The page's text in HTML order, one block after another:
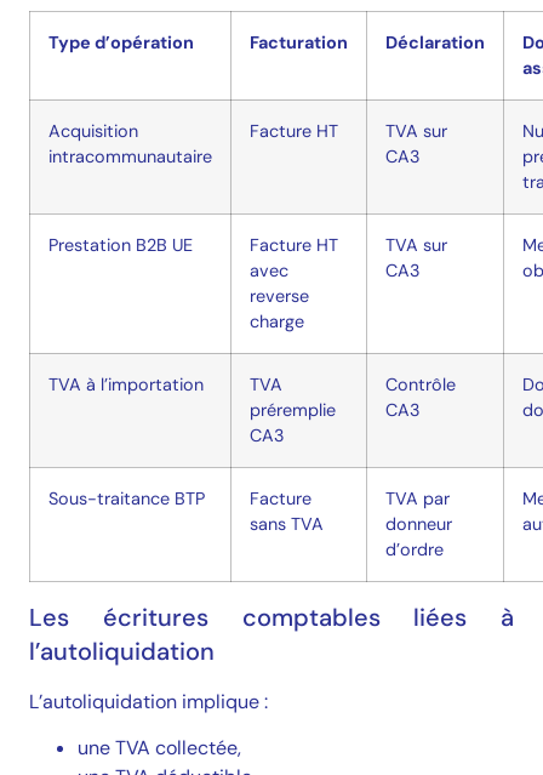
Type d’opération Facturation Déclaration
Acquisition
intracommunautaire
Facture HT
TVA sur
CA3
Prestation B2B UE
Facture HT
avec
reverse
charge
TVA sur
CA3
TVA à l’importation
TVA
préremplie
CA3
Contrôle
CA3
Sous-traitance BTP
Facture
sans TVA
TVA par
donneur
d’ordre
Les écritures comptables liées à
l’autoliquidation
L’autoliquidation implique :
une TVA collectée,